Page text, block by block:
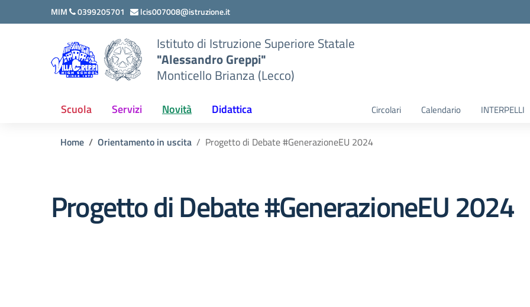
Vai ai contenuti
Vai al menu di navigazione
MIM 0399205701 lcis007008@istruzione.it
Istituto di Istruzione Superiore Statale
"Alessandro Greppi"
Monticello Brianza (Lecco)
Scuola Servizi Novità Didattica Circolari Calendario INTERPELLI
Home Orientamento in uscita Progetto di Debate #GenerazioneEU 2024
Progetto di Debate #GenerazioneEU 2024